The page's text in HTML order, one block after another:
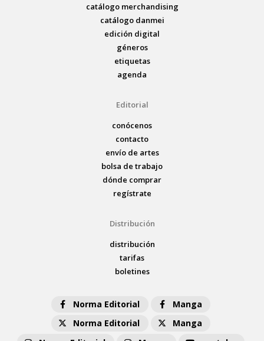
catálogo merchandising
catálogo danmei
edición digital
géneros
etiquetas
agenda
Editorial
conócenos
contacto
envío de artes
bolsa de trabajo
dónde comprar
regístrate
Distribución
distribución
tarifas
boletines
Norma Editorial
Manga
Norma Editorial
Manga